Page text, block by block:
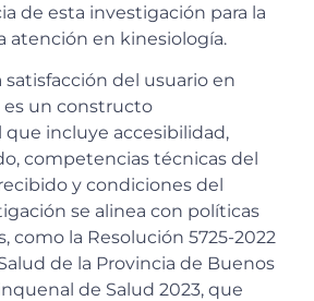
de esta investigación para la
atención en kinesiología.
satisfacción del usuario en
es un constructo
incluye accesibilidad,
competencias técnicas del
y condiciones del
se alinea con políticas
como la Resolución 5725-2022
de la Provincia de Buenos
de Salud 2023, que